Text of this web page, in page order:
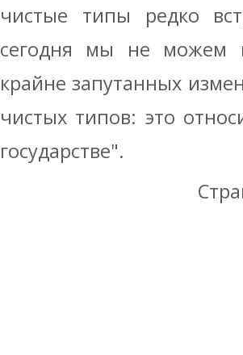
чистые типы редко
сегодня мы не можем
крайне запутанных
чистых типов: это
государстве".